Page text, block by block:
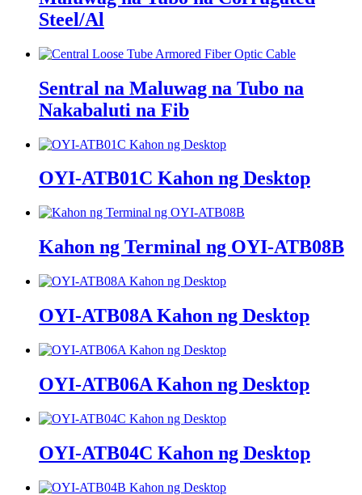
Steel/Al
Sentral na Maluwag na Tubo na
Nakabaluti na Fib
OYI-ATB01C Kahon ng Desktop
Kahon ng Terminal ng OYI-ATB08B
OYI-ATB08A Kahon ng Desktop
OYI-ATB06A Kahon ng Desktop
OYI-ATB04C Kahon ng Desktop